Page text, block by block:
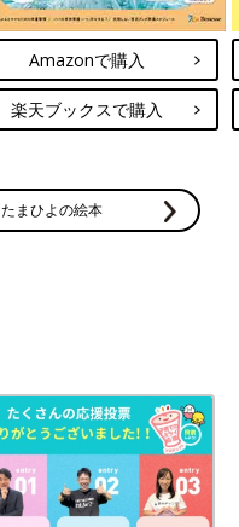
Amazonで購入
楽天ブックスで購入
たまひよの絵本